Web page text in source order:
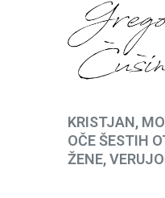
KRISTJAN,
OČE ŠESTIH
ŽENE,